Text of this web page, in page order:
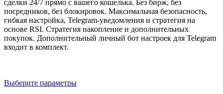
сделки 24/7 прямо с вашего кошелька. Без бирж, без
посредников, без блокировок. Максимальная безопасность,
гибкая настройка, Telegram-уведомления и стратегия на
основе RSI. Стратегия накопление и дополнительных
покупок. Дополнительный личный бот настроек для Telegram
входит в комплект.
Выберите параметрыЭтот